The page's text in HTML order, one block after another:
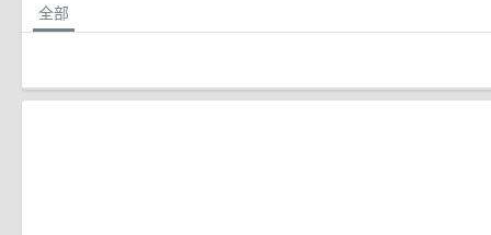
全部